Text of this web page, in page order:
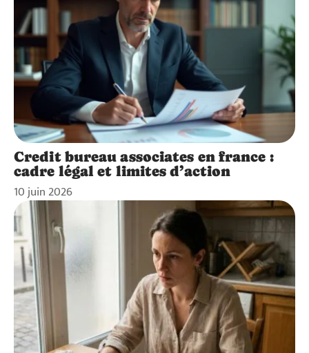
Credit bureau associates en france :
cadre légal et limites d’action
10 juin 2026